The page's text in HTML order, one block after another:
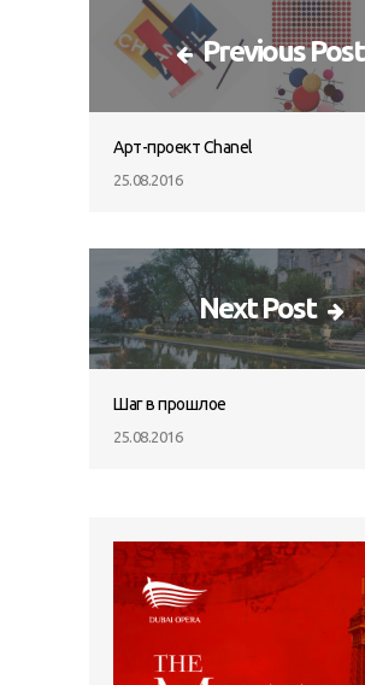
Previous Post
Арт-проект Chanel
25.08.2016
Next Post
Шаг в прошлое
25.08.2016